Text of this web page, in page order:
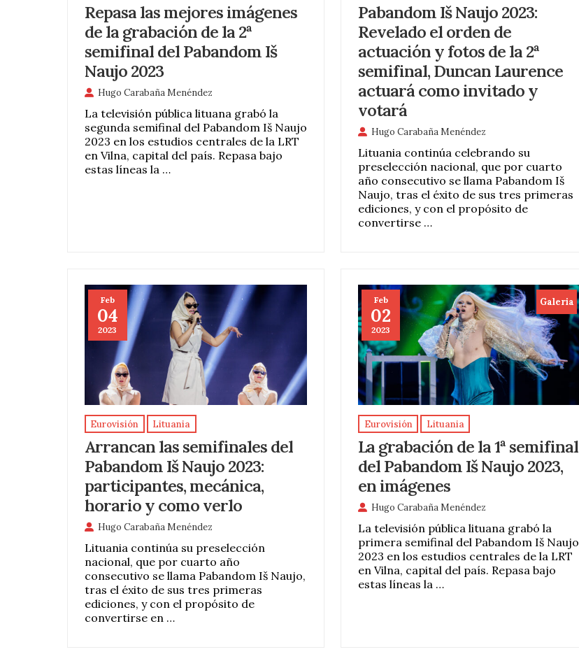
Repasa las mejores imágenes
de la grabación de la 2ª
semifinal del Pabandom Iš
Naujo 2023
Hugo Carabaña Menéndez
La televisión pública lituana grabó la
segunda semifinal del Pabandom Iš Naujo
2023 en los estudios centrales de la LRT
en Vilna, capital del país. Repasa bajo
estas líneas la …
Pabandom Iš Naujo 2023:
Revelado el orden de
actuación y fotos de la 2ª
semifinal, Duncan Laurence
actuará como invitado y
votará
Hugo Carabaña Menéndez
Lituania continúa celebrando su
preselección nacional, que por cuarto
año consecutivo se llama Pabandom Iš
Naujo, tras el éxito de sus tres primeras
ediciones, y con el propósito de
convertirse …
Feb
04
2023
Eurovisión Lituania
Arrancan las semifinales del
Pabandom Iš Naujo 2023:
participantes, mecánica,
horario y como verlo
Hugo Carabaña Menéndez
Lituania continúa su preselección
nacional, que por cuarto año
consecutivo se llama Pabandom Iš Naujo,
tras el éxito de sus tres primeras
ediciones, y con el propósito de
convertirse en …
Feb
02
2023
Galeria
Eurovisión Lituania
La grabación de la 1ª semifinal
del Pabandom Iš Naujo 2023,
en imágenes
Hugo Carabaña Menéndez
La televisión pública lituana grabó la
primera semifinal del Pabandom Iš Naujo
2023 en los estudios centrales de la LRT
en Vilna, capital del país. Repasa bajo
estas líneas la …